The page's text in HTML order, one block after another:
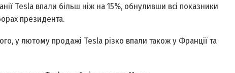
Tesla впали більш ніж на 15%, обнуливши всі показники
президента.
у лютому продажі Tesla різко впали також у Франції та